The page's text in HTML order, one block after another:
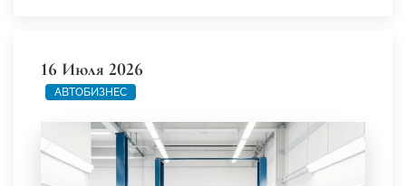
16 Июля 2026
АВТОБИЗНЕС